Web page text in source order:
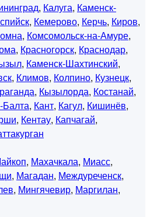
, Калуга, Каменск-
, Кемерово, Керчь, Киров,
, Комсомольск-на-Амуре,
, Красногорск, Краснодар,
, Каменск-Шахтинский,
, Климов, Колпино, Кузнецк,
, Кызылорда, Костанай,
Балта, Кант, Кагул, Кишинёв,
, Кентау, Капчагай,
, Махачкала, Миасс,
, Магадан, Междуреченск,
, Мингячевир, Маргилан,